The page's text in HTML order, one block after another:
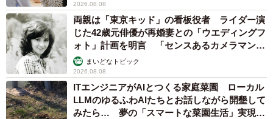
咆哮する様子がリアル ※なつはさんのX動画より抜粋
そのような経緯で行われた奇跡の対決。なつはさんのXのリ
2026.08.08
両親は「東京キッド」の看板役者 ライダー演
じた42歳元俳優が再婚妻との「ウエディングフ
ォト」計画を明言 「センスあるカメラマン求
む」まいどなトピック
2026.08.08
ITエンジニアがAIとつくる家庭菜園 ローカル
LLMのゆるふわAIたちとお話しながら開墾して
みたら… 夢の「スマートな菜園生活」実現な